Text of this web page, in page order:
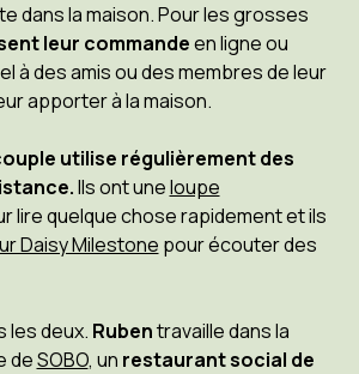
dans la maison. Pour les grosses
leur commandeen ligne ou
à des amis ou des membres de leur
apporter à la maison.
utilise régulièrement des
Ils ont uneloupe
lire quelque chose rapidement et ils
Daisy Milestone pour écouter des
les deux. Rubentravaille dans la
deSOBO, un restaurant social de